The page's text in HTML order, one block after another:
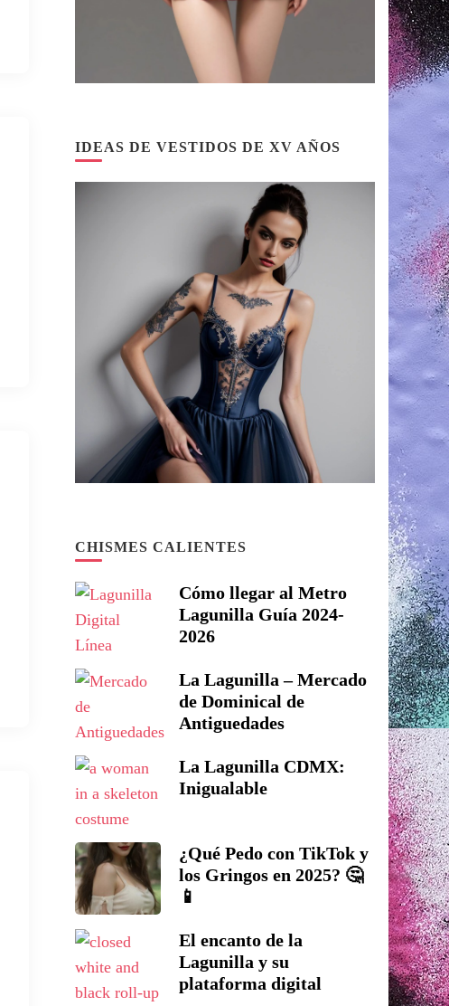
IDEAS DE VESTIDOS DE XV AÑOS
CHISMES CALIENTES
Cómo llegar al Metro
Lagunilla Guía 2024-
2026
La Lagunilla – Mercado
de Dominical de
Antiguedades
La Lagunilla CDMX:
Inigualable
¿Qué Pedo con TikTok y
los Gringos en 2025? 🤔
📱
El encanto de la
Lagunilla y su
plataforma digital